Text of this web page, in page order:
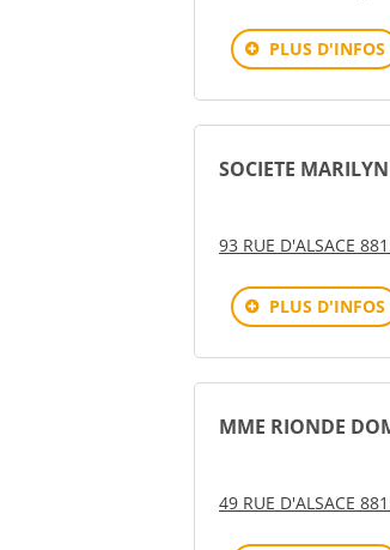
PLUS D'INFOS
SOCIETE
93 RUE D'ALSACE
PLUS D'INFOS
MME RIONDE
49 RUE D'ALSACE